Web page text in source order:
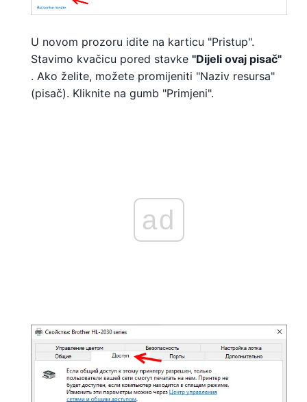
U novom prozoru idite na karticu "Pristup".
Stavimo kvačicu pored stavke "Dijeli ovaj pisač"
. Ako želite, možete promijeniti "Naziv resursa"
(pisač). Kliknite na gumb "Primjeni".
ad